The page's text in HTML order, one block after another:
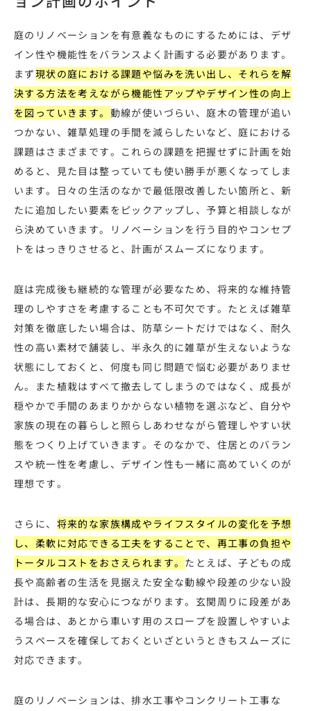
庭のリノベーションを有意義なものにするためには、デザ
イン性や機能性をバランスよく計画する必要があります。
まず現状の庭における課題や悩みを洗い出し、それらを解
決する方法を考えながら機能性アップやデザイン性の向上
を図っていきます。 動線が使いづらい、庭木の管理が追い
つかない、雑草処理の手間を減らしたいなど、庭における
課題はさまざまです。これらの課題を把握せずに計画を始
めると、見た目は整っていても使い勝手が悪くなってしま
います。日々の生活のなかで最低限改善したい箇所と、新
たに追加したい要素をピックアップし、予算と相談しなが
ら決めていきます。リノベーションを行う目的やコンセプ
トをはっきりさせると、計画がスムーズになります。
庭は完成後も継続的な管理が必要なため、将来的な維持管
理のしやすさを考慮することも不可欠です。たとえば雑草
対策を徹底したい場合は、防草シートだけではなく、耐久
性の高い素材で舗装し、半永久的に雑草が生えないような
状態にしておくと、何度も同じ問題で悩む必要がありませ
ん。また植栽はすべて撤去してしまうのではなく、成長が
穏やかで手間のあまりかからない植物を選ぶなど、自分や
家族の現在の暮らしと照らしあわせながら管理しやすい状
態をつくり上げていきます。そのなかで、住居とのバラン
スや統一性を考慮し、デザイン性も一緒に高めていくのが
理想です。
さらに、 将来的な家族構成やライフスタイルの変化を予想
し、柔軟に対応できる工夫をすることで、再工事の負担や
トータルコストをおさえられます。 たとえば、子どもの成
長や高齢者の生活を見据えた安全な動線や段差の少ない設
計は、長期的な安心につながります。玄関周りに段差があ
る場合は、あとから車いす用のスロープを設置しやすいよ
うスペースを確保しておくといざというときもスムーズに
対応できます。
庭のリノベーションは、排水工事やコンクリート工事な